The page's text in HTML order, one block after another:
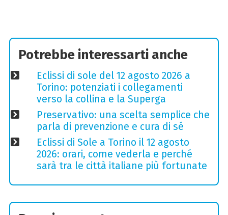
Potrebbe interessarti anche
Eclissi di sole del 12 agosto 2026 a
Torino: potenziati i collegamenti
verso la collina e la Superga
Preservativo: una scelta semplice che
parla di prevenzione e cura di sé
Eclissi di Sole a Torino il 12 agosto
2026: orari, come vederla e perché
sarà tra le città italiane più fortunate